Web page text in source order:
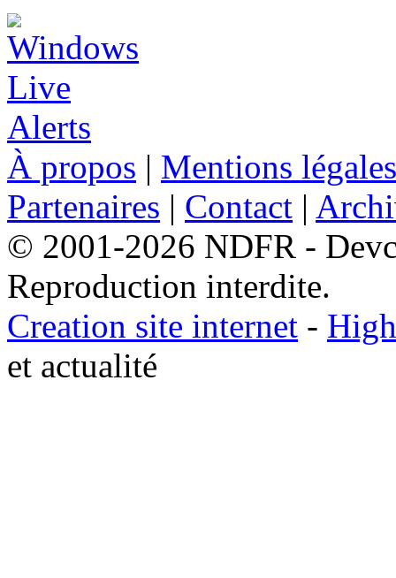
À propos | Mentions légales
Partenaires | Contact |
© 2001-2026 NDFR -
Reproduction interdite.
Creation site internet -
et actualité